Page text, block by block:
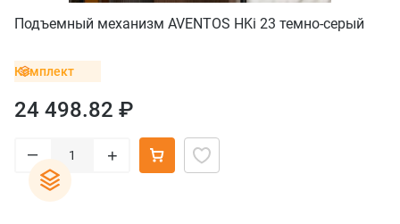
Подъемный механизм AVENTOS HKi 23 темно-серый
Комплект
24 498.82 ₽
– +